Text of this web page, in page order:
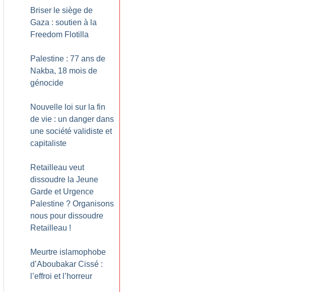
Briser le siège de
Gaza : soutien à la
Freedom Flotilla
Palestine : 77 ans de
Nakba, 18 mois de
génocide
Nouvelle loi sur la fin
de vie : un danger dans
une société validiste et
capitaliste
Retailleau veut
dissoudre la Jeune
Garde et Urgence
Palestine ? Organisons
nous pour dissoudre
Retailleau !
Meurtre islamophobe
d’Aboubakar Cissé :
l’effroi et l’horreur